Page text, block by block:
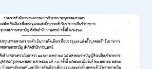
ประเทศไทย
(กนอ.)
เปิด
รับ
สมัคร
บุคคล